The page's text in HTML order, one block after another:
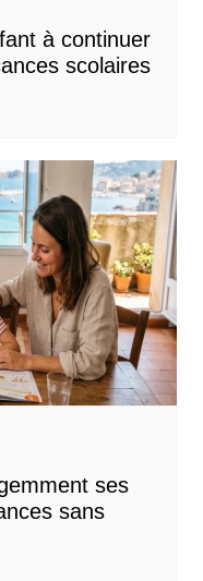
à continuer
scolaires
ses
sans